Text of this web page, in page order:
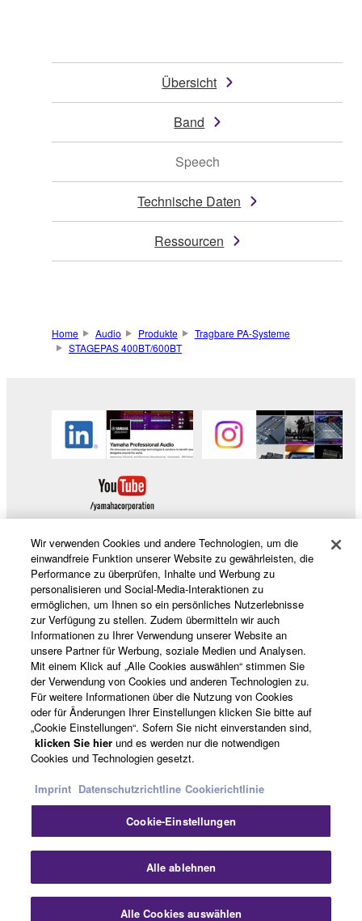
Übersicht
Band
Speech
Technische Daten
Ressourcen
Home Audio Produkte
Tragbare PA-Systeme
STAGEPAS 400BT/600BT
Produkte und Lösungen
News
Über Yamaha
Consumer
KontaktNutzungsbedingungen
Datenschutzerklärung
Cookierichtlinie
Wir verwenden Cookies und andere Technologien, um die
einwandfreie Funktion unserer Website zu gewährleisten, die
Performance zu überprüfen, Inhalte und Werbung zu
personalisieren und Social-Media-Interaktionen zu
ermöglichen, um Ihnen so ein persönliches Nutzerlebnisse
zur Verfügung zu stellen. Zudem übermitteln wir auch
Informationen zu Ihrer Verwendung unserer Website an
unsere Partner für Werbung, soziale Medien und Analysen.
Mit einem Klick auf „Alle Cookies auswählen“ stimmen Sie
der Verwendung von Cookies und anderen Technologien zu.
Für weitere Informationen über die Nutzung von Cookies
oder für Änderungen Ihrer Einstellungen klicken Sie bitte auf
„Cookie Einstellungen“. Sofern Sie nicht einverstanden sind,
klicken Sie hier und es werden nur die notwendigen
Cookies und Technologien gesetzt.
Imprint Datenschutzrichtline Cookierichtlinie
Cookie-Einstellungen
Alle ablehnen
Alle Cookies auswählen